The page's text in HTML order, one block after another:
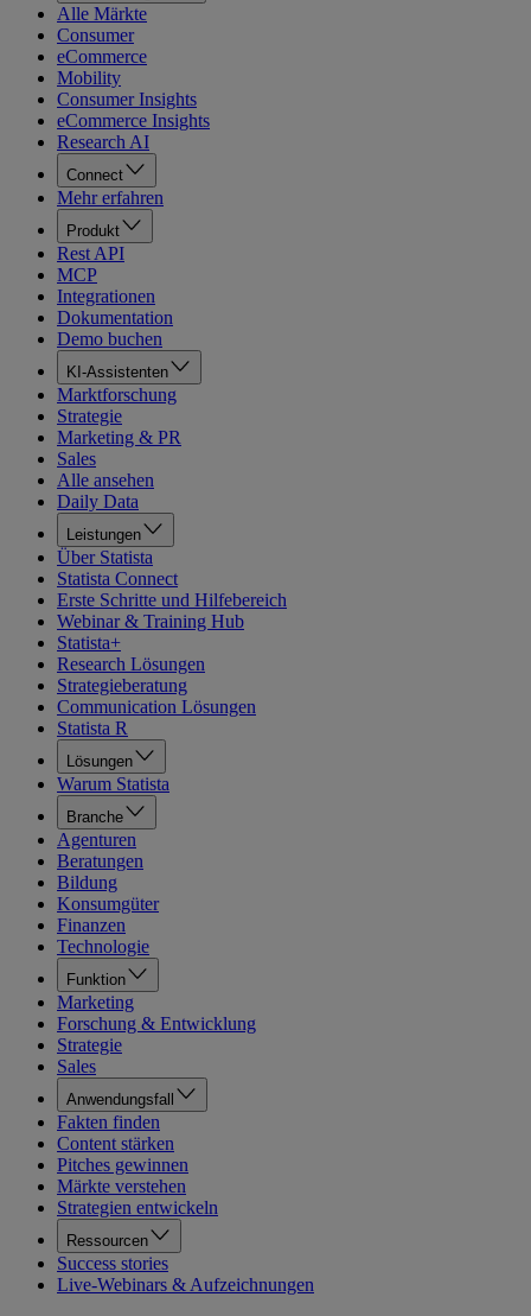
Alle Märkte
Consumer
eCommerce
Mobility
Consumer Insights
eCommerce Insights
Research AI
Connect
Mehr erfahren
Produkt
Rest API
MCP
Integrationen
Dokumentation
Demo buchen
KI-Assistenten
Marktforschung
Strategie
Marketing & PR
Sales
Alle ansehen
Daily Data
Leistungen
Über Statista
Statista Connect
Erste Schritte und Hilfebereich
Webinar & Training Hub
Statista+
Research Lösungen
Strategieberatung
Communication Lösungen
Statista R
Lösungen
Warum Statista
Branche
Agenturen
Beratungen
Bildung
Konsumgüter
Finanzen
Technologie
Funktion
Marketing
Forschung & Entwicklung
Strategie
Sales
Anwendungsfall
Fakten finden
Content stärken
Pitches gewinnen
Märkte verstehen
Strategien entwickeln
Ressourcen
Success stories
Live-Webinars & Aufzeichnungen